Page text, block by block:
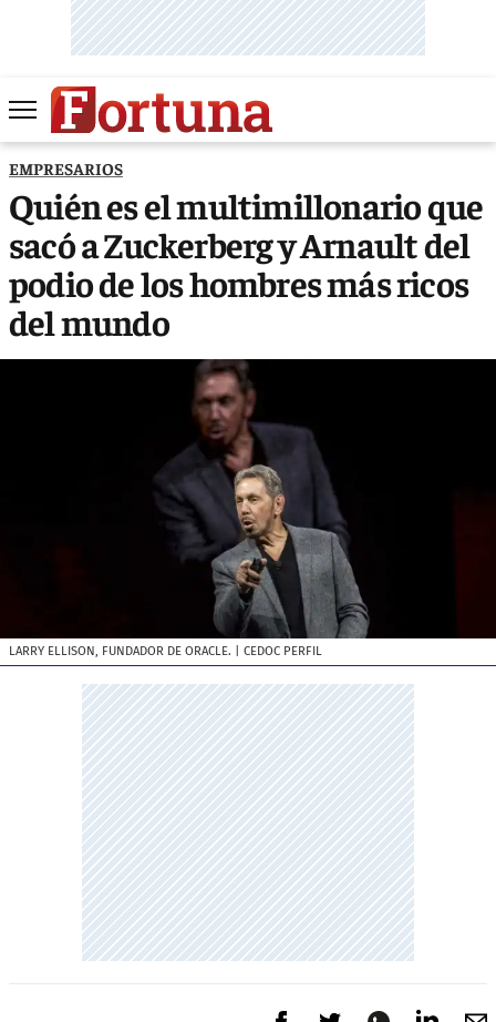
EMPRESARIOS
Quién es el multimillonario que
sacó a Zuckerberg y Arnault del
podio de los hombres más ricos
del mundo
LARRY ELLISON, FUNDADOR DE ORACLE. | CEDOC PERFIL